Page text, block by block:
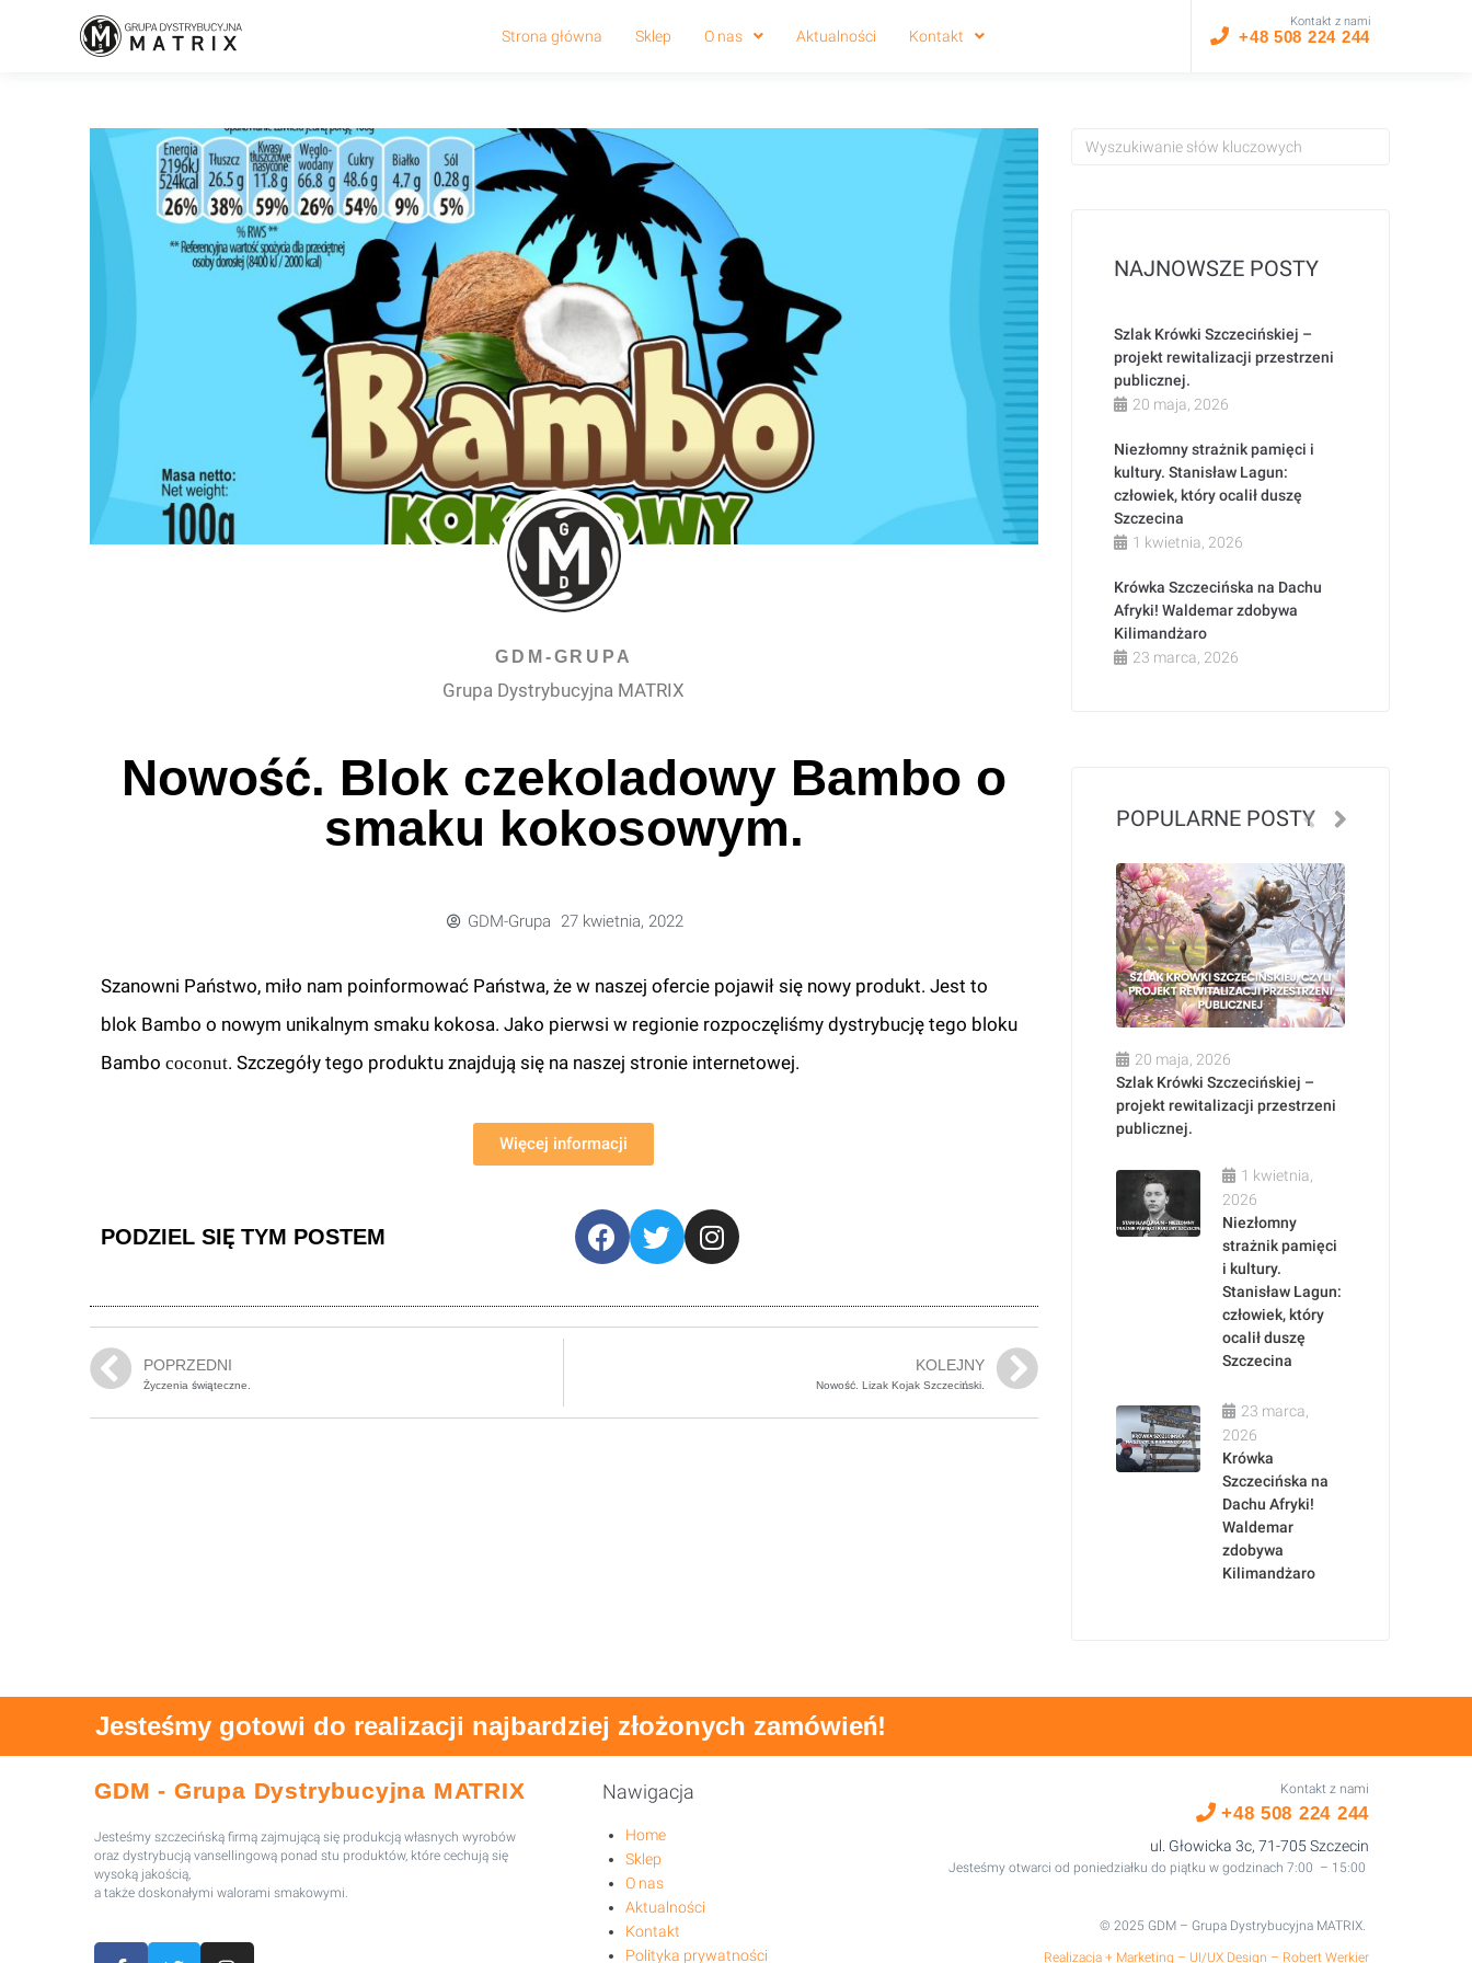
Strona główna Sklep O nas Aktualności Kontakt
Kontakt z nami
+48 508 224 244
Home Nowość. Blok czekoladowy Bambo o smaku kokosowym.
GDM-GRUPA
Grupa Dystrybucyjna MATRIX
Nowość. Blok czekoladowy Bambo o
smaku kokosowym.
GDM-Grupa 27 kwietnia, 2022
Szanowni Państwo, miło nam poinformować Państwa, że w naszej ofercie pojawił się nowy produkt. Jest to
blok Bambo o nowym unikalnym smaku kokosa. Jako pierwsi w regionie rozpoczęliśmy dystrybucję tego bloku
Bambo coconut. Szczegóły tego produktu znajdują się na naszej stronie internetowej.
Więcej informacji
PODZIEL SIĘ TYM POSTEM
POPRZEDNI
Życzenia świąteczne.
KOLEJNY
Nowość. Lizak Kojak Szczeciński.
NAJNOWSZE POSTY
Szlak Krówki Szczecińskiej –
projekt rewitalizacji przestrzeni
publicznej.
20 maja, 2026
Niezłomny strażnik pamięci i
kultury. Stanisław Lagun:
człowiek, który ocalił duszę
Szczecina
1 kwietnia, 2026
Krówka Szczecińska na Dachu
Afryki! Waldemar zdobywa
Kilimandżaro
23 marca, 2026
POPULARNE POSTY
20 maja, 2026
Szlak Krówki Szczecińskiej –
projekt rewitalizacji przestrzeni
publicznej.
1 kwietnia,
2026
Niezłomny
strażnik pamięci
i kultury.
Stanisław Lagun:
człowiek, który
ocalił duszę
Szczecina
23 marca,
2026
Krówka
Szczecińska na
Dachu Afryki!
Waldemar
zdobywa
Kilimandżaro
Jesteśmy gotowi do realizacji najbardziej złożonych zamówień!
GDM - Grupa Dystrybucyjna MATRIX
Jesteśmy szczecińską firmą zajmującą się produkcją własnych wyrobów
oraz dystrybucją vansellingową ponad stu produktów, które cechują się
wysoką jakością,
a także doskonałymi walorami smakowymi.
Nawigacja
Home
Sklep
O nas
Aktualności
Kontakt
Polityka prywatności
Kontakt z nami
+48 508 224 244
ul. Głowicka 3c, 71-705 Szczecin
Jesteśmy otwarci od poniedziałku do piątku w godzinach 7:00 – 15:00
© 2025 GDM – Grupa Dystrybucyjna MATRIX.
Realizacja + Marketing – UI/UX Design – Robert Werkier